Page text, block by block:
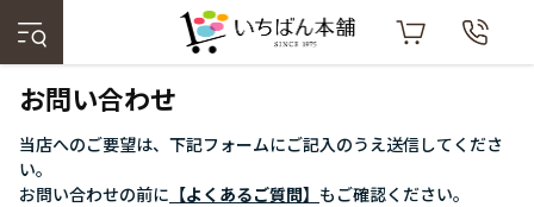
お問い合わせ
当店へのご要望は、下記フォームにご記入のうえ送信してくださ
い。
お問い合わせの前に 【よくあるご質問】 もご確認ください。